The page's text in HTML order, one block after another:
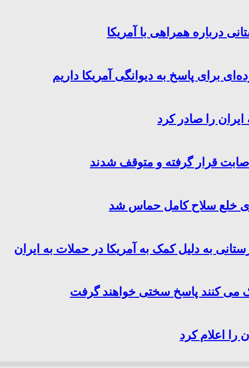
درباره همراهی با آمریکا
برای پاسخ به دیوانگی آمریکا داریم
را صادر کرد
قرار گرفته و متوقف شدند
خلع سلاح کامل حماس شد
به دلیل کمک به آمریکا در حملات به ایران
می کنند پاسخ سختی خواهند گرفت
را اعلام کرد